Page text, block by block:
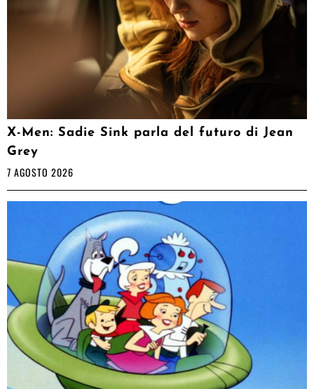
X-Men: Sadie Sink parla del futuro di Jean
Grey
7 AGOSTO 2026